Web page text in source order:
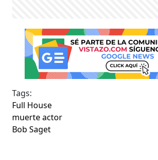
Tags:
Full House
muerte actor
Bob Saget